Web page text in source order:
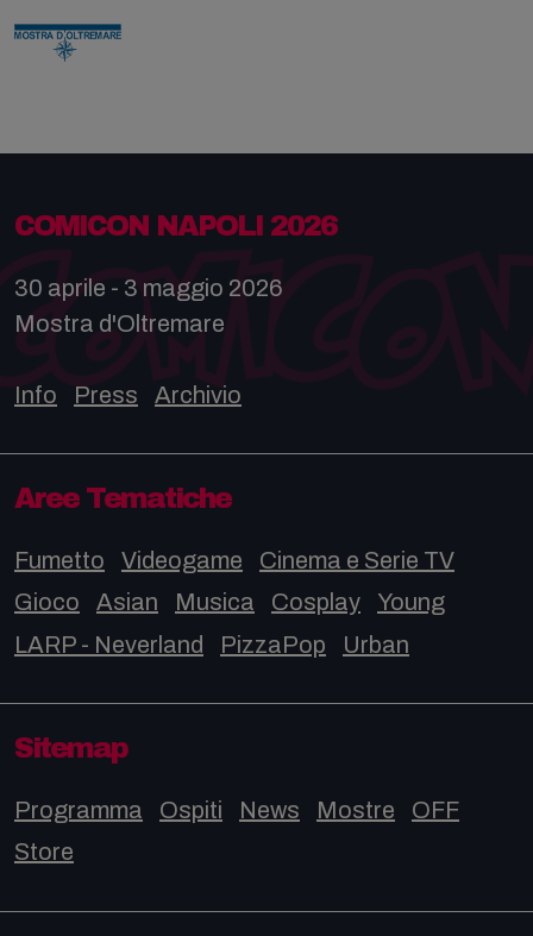
COMICON NAPOLI 2026
30 aprile - 3 maggio 2026
Mostra d'Oltremare
Info Press Archivio
Aree Tematiche
Fumetto Videogame
Cinema e Serie TV
Gioco
Asian Musica Cosplay
Young
LARP - Neverland
PizzaPop Urban
Sitemap
Programma Ospiti News Mostre
OFF
Store